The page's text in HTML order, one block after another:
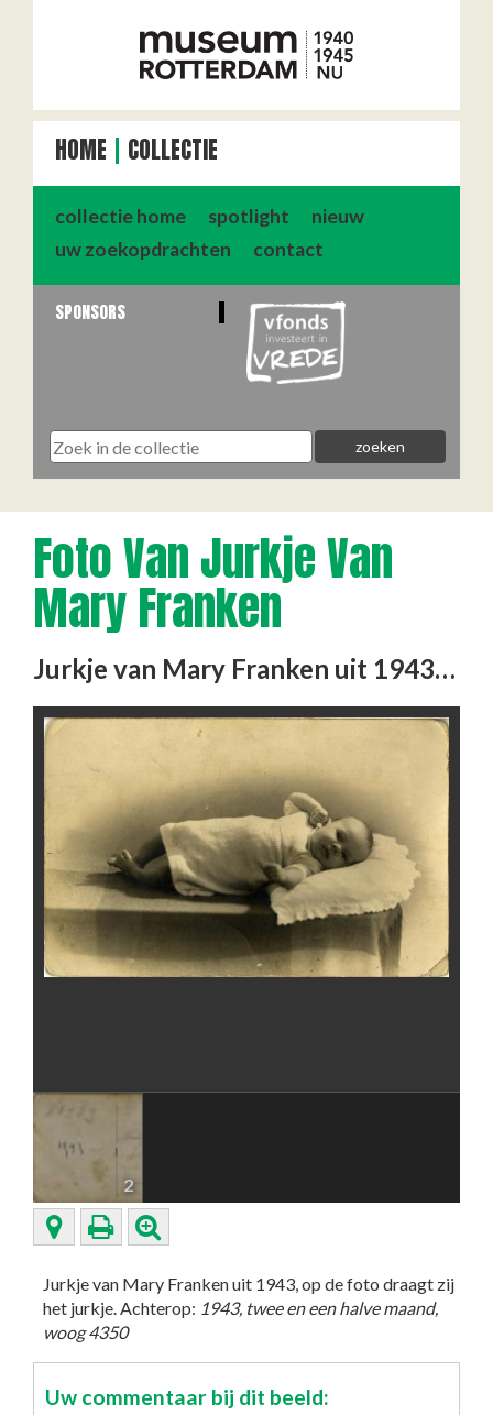
HOME COLLECTIE
collectie home spotlight
nieuw
uw zoekopdrachten
contact
SPONSORS
Foto Van Jurkje Van
Mary Franken
Jurkje van Mary Franken uit 1943, op de foto draagt zij het jurkje. Achterop: 1943, twee en een halve maand, woog 4350
2
Jurkje van Mary Franken uit 1943, op de foto draagt zij
het jurkje. Achterop: 1943, twee en een halve maand,
woog 4350
Uw commentaar bij dit beeld: